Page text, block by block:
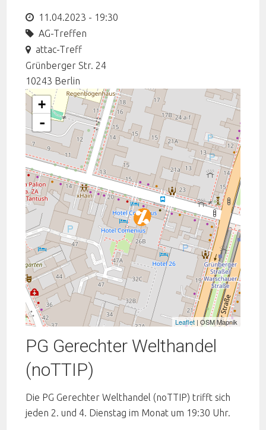
11.04.2023 - 19:30
AG-Treffen
attac-Treff
Grünberger Str. 24
10243 Berlin
+
-
Leaflet| OSM Mapnik
PG Gerechter Welthandel
(noTTIP)
Die PG Gerechter Welthandel (noTTIP) trifft sich
jeden 2. und 4. Dienstag im Monat um 19:30 Uhr.